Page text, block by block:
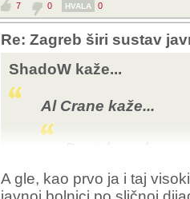
7 0 HVALA 0
Re: Zagreb širi sustav
ShadoW kaže...
Al Crane kaže...
Da, tako neke
Purger... a gle;
A gle, kao prvo ja i taj